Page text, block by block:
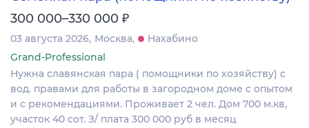
300 000–330 000 ₽
03 августа 2026 Москва
Нахабино
Grand-Professional
Нужна славянская пара ( помощники по хозяйству) с
вод. правами для работы в загородном доме с опытом
и с рекомендациями. Проживает 2 чел. Дом 700 м.кв,
участок 40 сот. З/ плата 300 000 руб в месяц